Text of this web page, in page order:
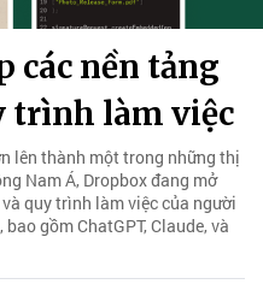
các nền tảng
trình làm việc
lên thành một trong những thị
Nam Á, Dropbox đang mở
quy trình làm việc của người
gồm ChatGPT, Claude, và